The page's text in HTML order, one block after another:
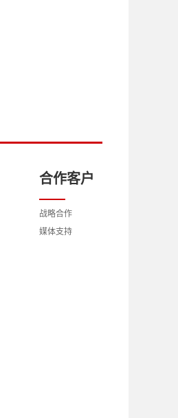
合作客户
战略合作
媒体支持